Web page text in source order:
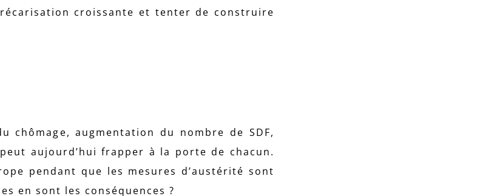
croissante et tenter de construire
chômage, augmentation du nombre de SDF,
aujourd’hui frapper à la porte de chacun.
pendant que les mesures d’austérité sont
en sont les conséquences ?